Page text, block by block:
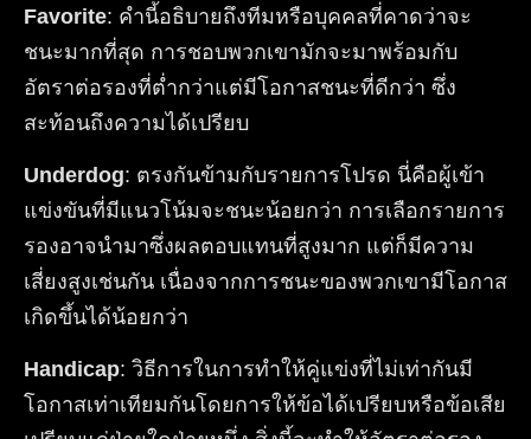
Favorite: คำนี้อธิบายถึงทีมหรือบุคคลที่คาดว่าจะ
ชนะมากที่สุด การชอบพวกเขามักจะมาพร้อมกับ
อัตราต่อรองที่ต่ำกว่าแต่มีโอกาสชนะที่ดีกว่า ซึ่ง
สะท้อนถึงความได้เปรียบ
Underdog: ตรงกันข้ามกับรายการโปรด นี่คือผู้เข้า
แข่งขันที่มีแนวโน้มจะชนะน้อยกว่า การเลือกรายการ
รองอาจนำมาซึ่งผลตอบแทนที่สูงมาก แต่ก็มีความ
เสี่ยงสูงเช่นกัน เนื่องจากการชนะของพวกเขามีโอกาส
เกิดขึ้นได้น้อยกว่า
Handicap: วิธีการในการทำให้คู่แข่งที่ไม่เท่ากันมี
โอกาสเท่าเทียมกันโดยการให้ข้อได้เปรียบหรือข้อเสีย